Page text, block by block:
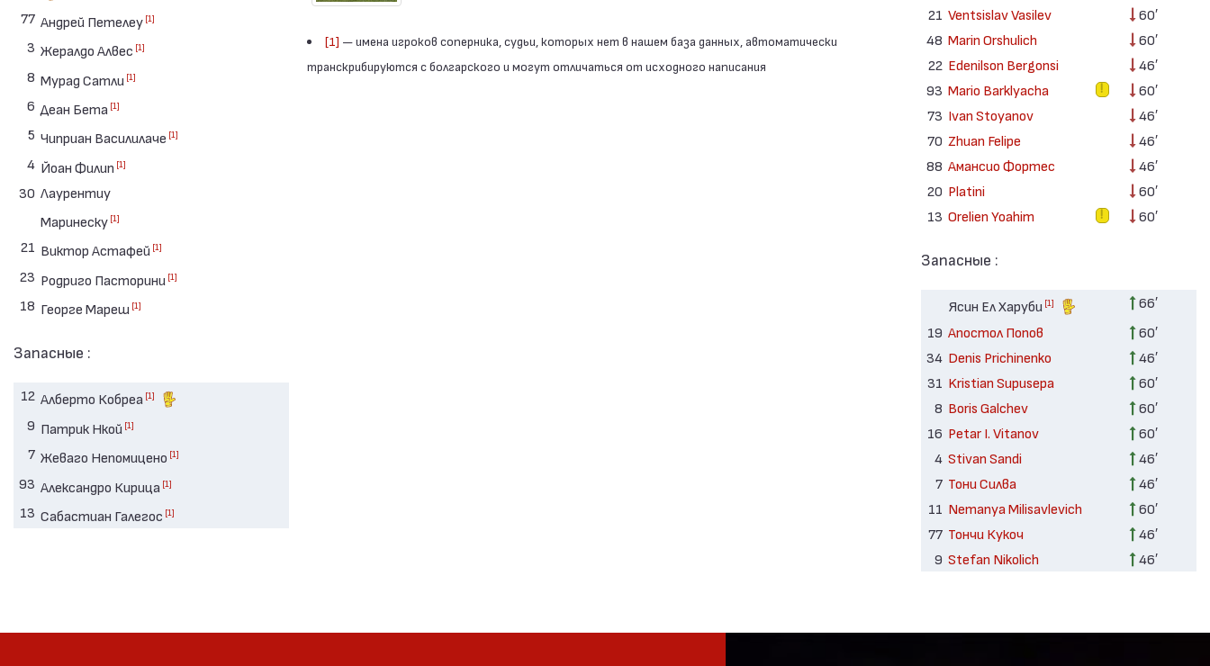
77 Андрей Петелеу [1]
3 Жералдо Алвес [1]
8 Мурад Сатли [1]
6 Деан Бета [1]
5 Чиприан Василилаче [1]
4 Йоан Филип [1]
30 Лаурентиу
Маринеску [1]
21 Виктор Астафей [1]
23 Родриго Пасторини [1]
18 Георге Мареш [1]
Запасные :
12 Алберто Кобреа [1]
9 Патрик Нкой [1]
7 Жеваго Непомицено [1]
93 Александро Кирица [1]
13 Сабастиан Галегос [1]
[1] — имена игроков соперника, судьи, которых нет в нашем база данных, автоматически
транскрибируются с болгарского и могут отличаться от исходного написания
21 Ventsislav Vasilev
60′
48 Marin Orshulich
60′
22 Edenilson Bergonsi
46′
93 Mario Barklyacha
60′
73 Ivan Stoyanov
46′
70 Zhuan Felipe
46′
88 Амансио Фортес
46′
20 Platini
60′
13 Orelien Yoahim 60′
Запасные :
Ясин Ел Харуби [1]
66′
19 Апостол Попов
60′
34 Denis Prichinenko
46′
31 Kristian Supusepa
60′
8 Boris Galchev
60′
16 Petar I. Vitanov
60′
4 Stivan Sandi
46′
7 Тони Силва
46′
11 Nemanya Milisavlevich
60′
77 Тончи Кукоч
46′
9 Stefan Nikolich 46′